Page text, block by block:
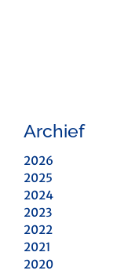
Archief
2026
2025
2024
2023
2022
2021
2020